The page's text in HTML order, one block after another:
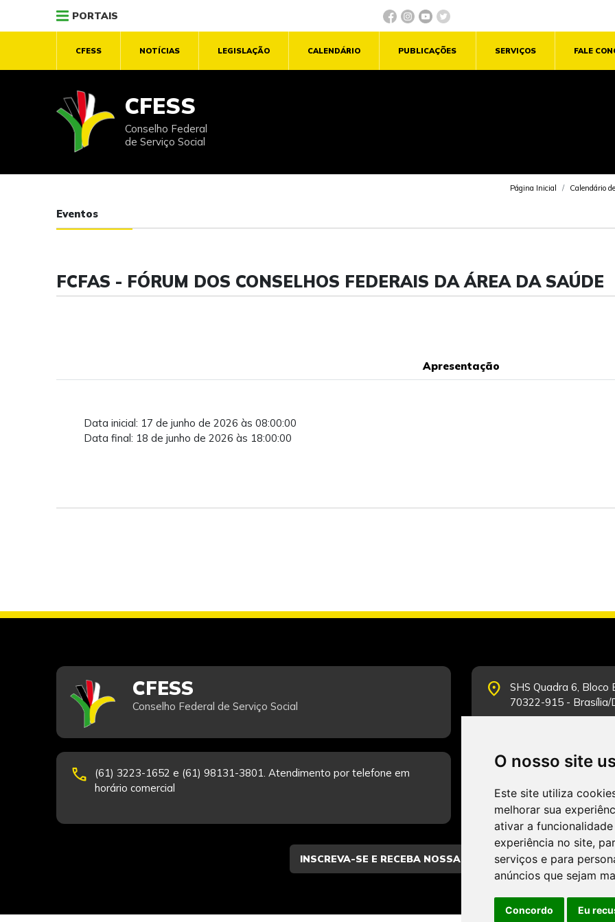
O nosso site
Este site utiliza
melhorar sua
ativar a
experiência no site,
serviços e para
anúncios que sejam
Concordo Eu
PORTAIS
CFESS NOTÍCIAS LEGISLAÇÃO CALENDÁRIO PUBLICAÇÕES SERVIÇOS FALE
CFESS
Conselho Federal
de Serviço Social
Página Inicial Calendário
Eventos
FCFAS - FÓRUM DOS CONSELHOS FEDERAIS DA ÁREA DA SAÚDE
Apresentação
Data inicial: 17 de junho de 2026 às 08:00:00
Data final: 18 de junho de 2026 às 18:00:00
CFESS
Conselho Federal de Serviço Social
place
SHS Quadra 6, Bloco
70322-915 - Brasília/
phone
(61) 3223-1652 e (61) 98131-3801. Atendimento por telefone em
horário comercial
schedule
Fale Conosco.